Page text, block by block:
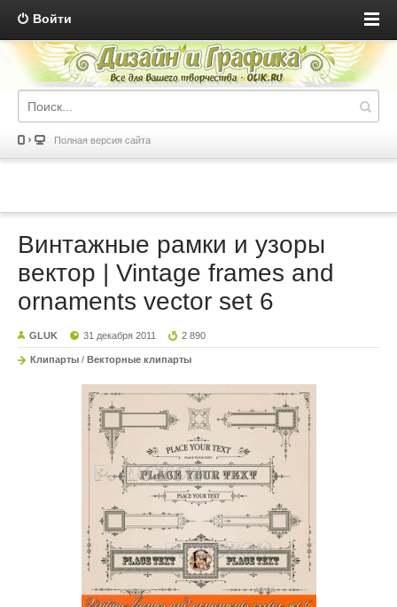
Войти
Полная версия сайта
Винтажные рамки и узоры
вектор | Vintage frames and
ornaments vector set 6
GLUK 31 декабря 2011 2 890
Клипарты / Векторные клипарты